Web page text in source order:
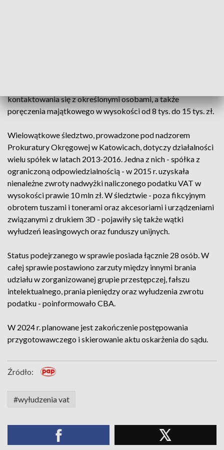
kontaktowania się z określonymi osobami, a także
poręczenia majątkowego w wysokości od 8 tys. do 15 tys. zł.
Wielowątkowe śledztwo, prowadzone pod nadzorem
Prokuratury Okręgowej w Katowicach, dotyczy działalności
wielu spółek w latach 2013-2016. Jedna z nich - spółka z
ograniczoną odpowiedzialnością - w 2015 r. uzyskała
nienależne zwroty nadwyżki naliczonego podatku VAT w
wysokości prawie 10 mln zł. W śledztwie - poza fikcyjnym
obrotem tuszami i tonerami oraz akcesoriami i urządzeniami
związanymi z drukiem 3D - pojawiły się także wątki
wyłudzeń leasingowych oraz funduszy unijnych.
Status podejrzanego w sprawie posiada łącznie 28 osób. W
całej sprawie postawiono zarzuty między innymi brania
udziału w zorganizowanej grupie przestępczej, fałszu
intelektualnego, prania pieniędzy oraz wyłudzenia zwrotu
podatku - poinformowało CBA.
W 2024 r. planowane jest zakończenie postępowania
przygotowawczego i skierowanie aktu oskarżenia do sądu.
Źródło:
#wyłudzenia vat